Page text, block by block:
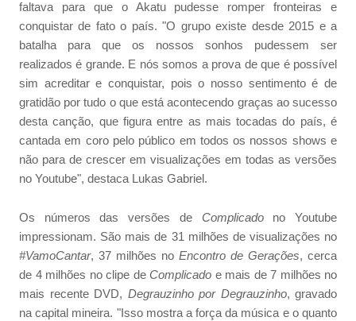
faltava para que o Akatu pudesse romper fronteiras e
conquistar de fato o país. "O grupo existe desde 2015 e a
batalha para que os nossos sonhos pudessem ser
realizados é grande. E nós somos a prova de que é possível
sim acreditar e conquistar, pois o nosso sentimento é de
gratidão por tudo o que está acontecendo graças ao sucesso
desta canção, que figura entre as mais tocadas do país, é
cantada em coro pelo público em todos os nossos shows e
não para de crescer em visualizações em todas as versões
no Youtube", destaca Lukas Gabriel.
Os números das versões de Complicado no Youtube
impressionam. São mais de 31 milhões de visualizações no
#VamoCantar, 37 milhões no Encontro de Gerações, cerca
de 4 milhões no clipe de Complicado e mais de 7 milhões no
mais recente DVD, Degrauzinho por Degrauzinho, gravado
na capital mineira. "Isso mostra a força da música e o quanto